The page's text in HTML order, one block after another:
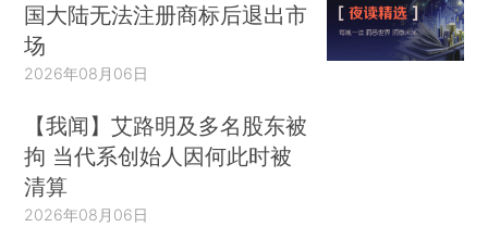
国大陆无法注册商标后退出市
场
2026年08月06日
【我闻】艾路明及多名股东被
拘 当代系创始人因何此时被
清算
2026年08月06日